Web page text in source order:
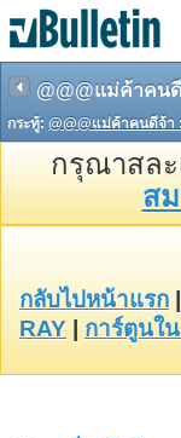
กระทู้: @@@แม่ค้าคนดีจ้า
กรุณาสละ
ส
กลับไปหน้าแรก
RAY
การ์ตูนใ